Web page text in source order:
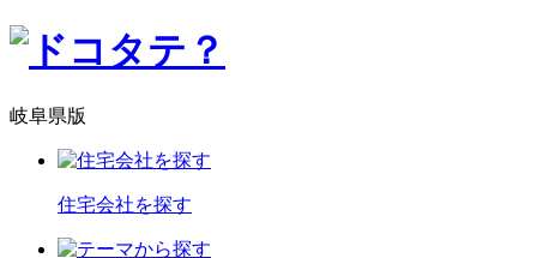
岐阜県版
住宅会社を探す